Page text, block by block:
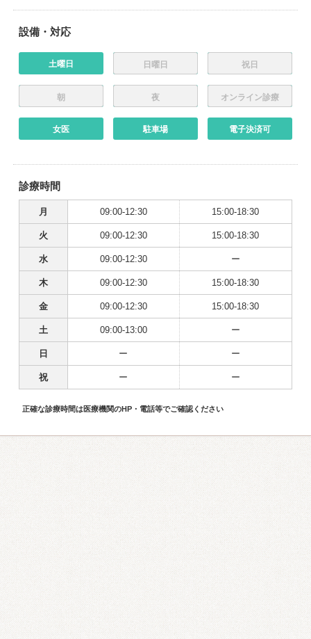
設備・対応
土曜日 日曜日 祝日
朝 夜 オンライン診療
女医 駐車場 電子決済可
診療時間
月 09:00-12:30 15:00-18:30
火 09:00-12:30 15:00-18:30
水 09:00-12:30 ー
木 09:00-12:30 15:00-18:30
金 09:00-12:30 15:00-18:30
土 09:00-13:00 ー
日 ー ー
祝 ー ー
正確な診療時間は医療機関のHP・電話等でご確認ください